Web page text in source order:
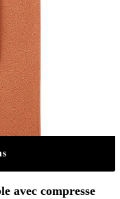
avec compresse